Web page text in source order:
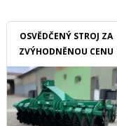
OSVĚDČENÝ STROJ ZA
ZVÝHODNĚNOU CENU